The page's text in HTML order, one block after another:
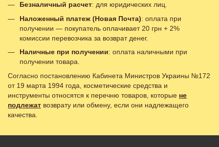
Безналичный расчет: для юридических лиц.
Наложенный платеж (Новая Почта): оплата при
получении — покупатель оплачивает 20 грн + 2%
комиссии перевозчика за возврат денег.
Наличные при получении: оплата наличными при
получении товара.
Согласно постановлению Кабинета Министров Украины №172
от 19 марта 1994 года, косметические средства и
инструменты относятся к перечню товаров, которые не
подлежат возврату или обмену, если они надлежащего
качества.